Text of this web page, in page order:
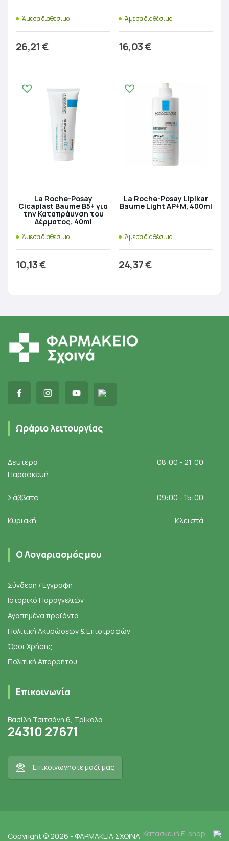
Άμεσα διαθέσιμο
26,21€
Άμεσα διαθέσιμο
16,03€
La Roche-Posay
Cicaplast Baume B5+ για
την Καταπράυνση του
Δέρματος, 40ml
Άμεσα διαθέσιμο
10,13€
La Roche-Posay Lipikar
Baume Light AP+M, 400ml
Άμεσα διαθέσιμο
24,37€
Ωράριο λειτουργίας
Δευτέρα
Παρασκευή
08:00 - 21:00
Σάββατο 09:00 - 15:00
Κυριακή Κλειστά
Ο Λογαριασμός μου
Σύνδεση / Εγγραφή
Ιστορικό Παραγγελιών
Αγαπημένα προϊόντα
Πολιτική Ακυρώσεων & Επιστροφών
Όροι Χρήσης
Πολιτική Απορρήτου
Επικοινωνία
Βασίλη Τσιτσάνη 6, Τρίκαλα
24310 27671
Επικοινωνήστε μαζί μας
Copyright © 2026 - ΦΑΡΜΑΚΕΙΑ ΣΧΟΙΝΑ Κατασκευή E-shop